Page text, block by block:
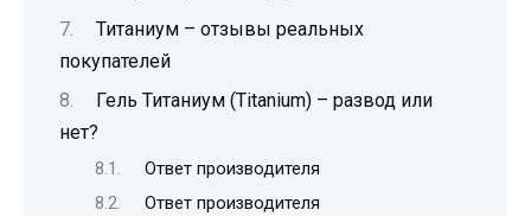
Титаниум – отзывы реальных
покупателей
Гель Титаниум (Titanium) – развод или
нет?
Ответ производителя
Ответ производителя